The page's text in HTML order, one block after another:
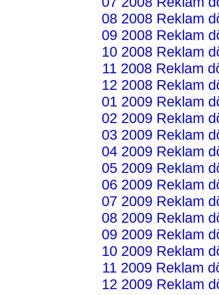
08 2008 Reklam
09 2008 Reklam
10 2008 Reklam
11 2008 Reklam
12 2008 Reklam
01 2009 Reklam
02 2009 Reklam
03 2009 Reklam
04 2009 Reklam
05 2009 Reklam
06 2009 Reklam
07 2009 Reklam
08 2009 Reklam
09 2009 Reklam
10 2009 Reklam
11 2009 Reklam
12 2009 Reklam